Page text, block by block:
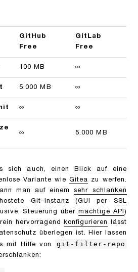
GitHub
Free
GitLab
Free
100 MB ∞
5.000 MB ∞
∞ ∞
∞ 5.000 MB
sich auch, einen Blick auf eine
Variante wieGitea zu werfen.
man auf einem sehr schlanken
Git-Instanz (GUI per SSL
Steuerung über mächtige API )
hervorragendkonfigurieren
lässt
überlegen ist. Hier lassen
mit Hilfe von
git-filter-repo